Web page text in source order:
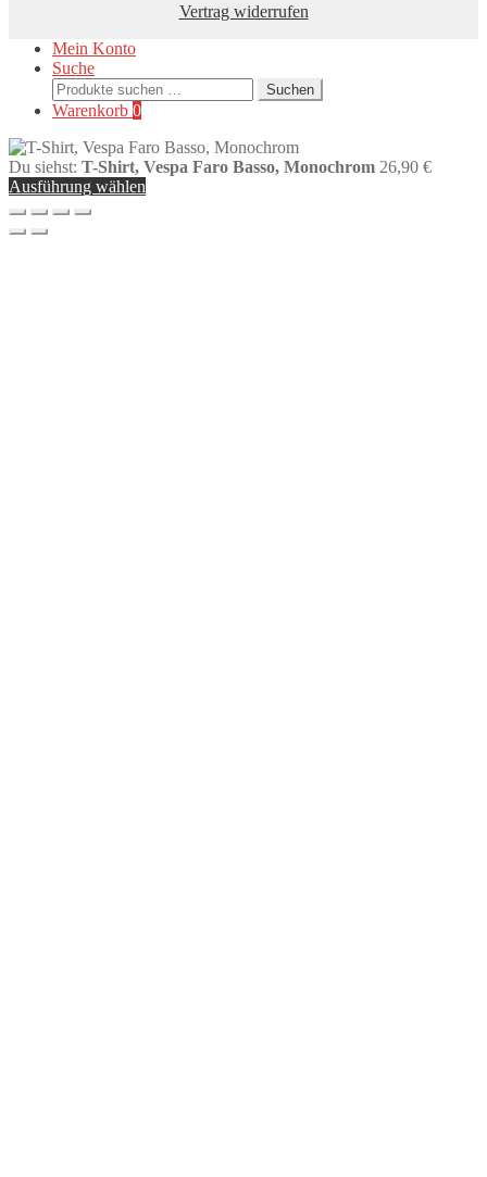
Vertrag widerrufen
Mein Konto
Suche
Suchen
nach:
Suchen
Warenkorb 0
Du siehst: T-Shirt, Vespa Faro Basso, Monochrom 26,90 €
Ausführung wählen